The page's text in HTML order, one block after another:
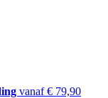
vanaf € 79,90